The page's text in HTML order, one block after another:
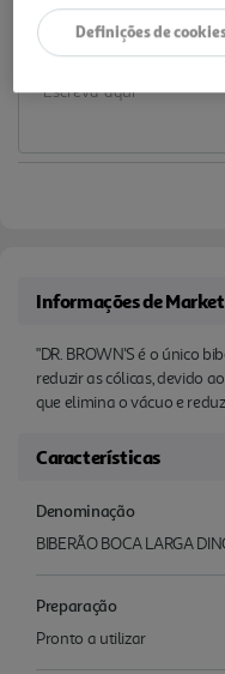
Notas de preparação
Informações de
"DR. BROWN'S é o único
reduzir as cólicas, devido
que elimina o vácuo e
Características
Denominação
BIBERÃO BOCA LARGA
Preparação
Pronto a utilizar
Definições de